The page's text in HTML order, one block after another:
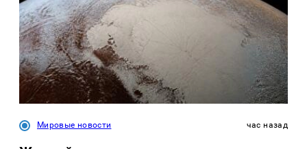
Мировые новости час назад